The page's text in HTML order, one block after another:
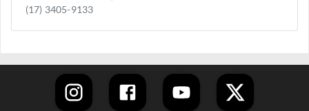
(17) 3405-9133